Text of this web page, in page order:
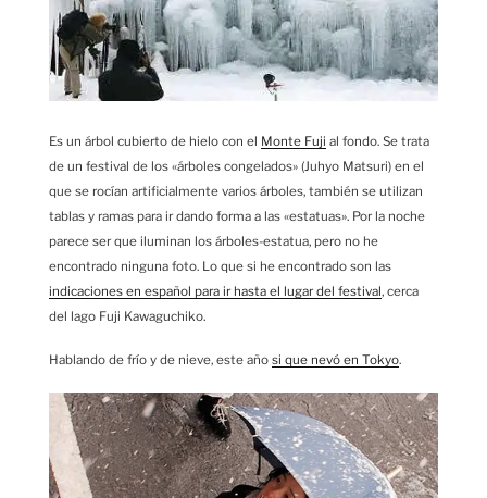
Es un árbol cubierto de hielo con el Monte Fuji al fondo. Se trata
de un festival de los «árboles congelados» (Juhyo Matsuri) en el
que se rocían artificialmente varios árboles, también se utilizan
tablas y ramas para ir dando forma a las «estatuas». Por la noche
parece ser que iluminan los árboles-estatua, pero no he
encontrado ninguna foto. Lo que si he encontrado son las
indicaciones en español para ir hasta el lugar del festival, cerca
del lago Fuji Kawaguchiko.
Hablando de frío y de nieve, este año si que nevó en Tokyo.